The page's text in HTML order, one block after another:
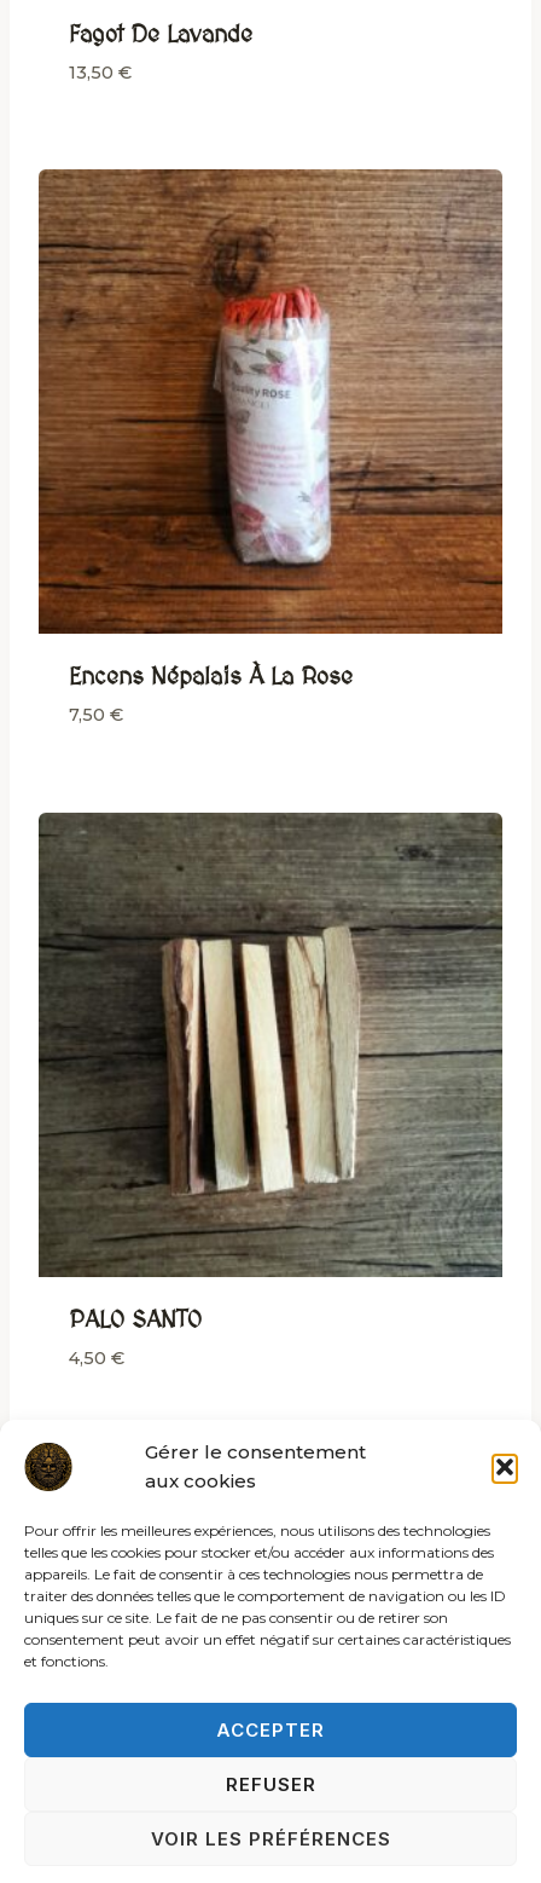
Gérer le consentement
aux cookies
Pour offrir les meilleures expériences, nous utilisons des technologies
telles que les cookies pour stocker et/ou accéder aux informations des
appareils. Le fait de consentir à ces technologies nous permettra de
traiter des données telles que le comportement de navigation ou les ID
uniques sur ce site. Le fait de ne pas consentir ou de retirer son
consentement peut avoir un effet négatif sur certaines caractéristiques
et fonctions.
ACCEPTER
REFUSER
VOIR LES PRÉFÉRENCES
Fagot De Lavande
13,50 €
Encens Népalais À La Rose
7,50 €
PALO SANTO
4,50 €
© 2026 Les rites de la sybille
ACCUEIL C.G.V.
MENTIONS LÉGALES